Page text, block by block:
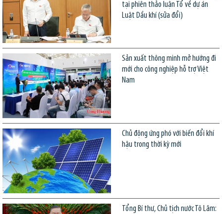
tại phiên thảo luận Tổ về dự án
Luật Dầu khí (sửa đổi)
Sản xuất thông minh mở hướng đi
mới cho công nghiệp hỗ trợ Việt
Nam
Chủ động ứng phó với biến đổi khí
hậu trong thời kỳ mới
Tổng Bí thư, Chủ tịch nước Tô Lâm: